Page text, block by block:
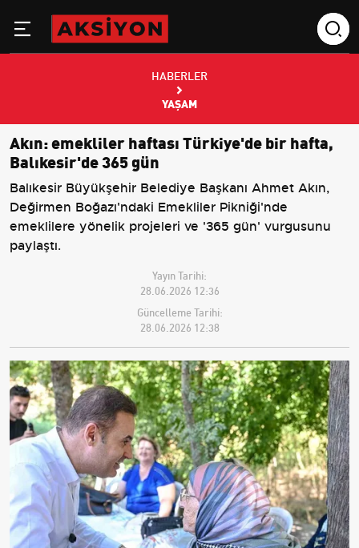
HABERLER
YAŞAM
Akın: emekliler haftası Türkiye'de bir hafta,
Balıkesir'de 365 gün
Balıkesir Büyükşehir Belediye Başkanı Ahmet Akın,
Değirmen Boğazı'ndaki Emekliler Pikniği'nde
emeklilere yönelik projeleri ve '365 gün' vurgusunu
paylaştı.
Yayın Tarihi:
28.06.2026 12:36
Güncelleme Tarihi:
28.06.2026 12:38